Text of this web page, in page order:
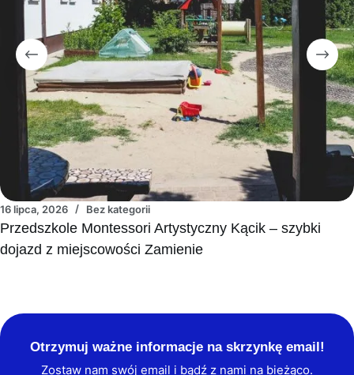
16 lipca, 2026 Bez kategorii
Przedszkole Montessori Artystyczny Kącik – szybki
dojazd z miejscowości Zamienie
Otrzymuj ważne informacje na skrzynkę email!
Zostaw nam swój email i bądź z nami na bieżąco.